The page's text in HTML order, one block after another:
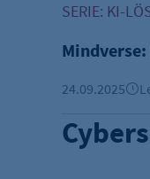
Cookie Laufzeit:
Cookie Consent
Cookie Laufzeit:
SERIE: KI-
24.09.2025